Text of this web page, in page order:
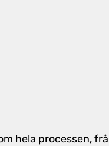
hela processen,